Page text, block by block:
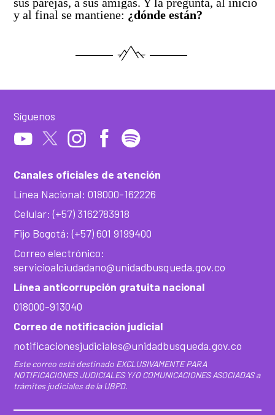
y al final se mantiene: ¿dónde están?
Canales oficiales de atención
Línea Nacional: 018000-162226
Celular: (+57) 3162783918
Fijo Bogotá: (+57) 601 9199400
Correo electrónico:
servicioalciudadano@unidadbusqueda.gov.co
Línea anticorrupción gratuita nacional
018000-913040
Correo de notificación judicial
notificacionesjudiciales@unidadbusqueda.gov.co
Este correo está destinado EXCLUSIVAMENTE PARA
NOTIFICACIONES JUDICIALES Y/O COMUNICACIONES ASOCIADAS a
trámites judiciales de la UBPD.
Síguenos